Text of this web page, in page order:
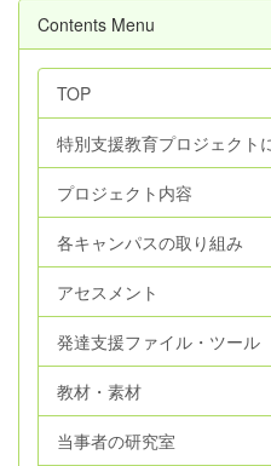
Contents Menu
TOP
特別支援教育プロジェクト
プロジェクト内容
各キャンパスの取り組み
アセスメント
発達支援ファイル・ツール
教材・素材
当事者の研究室